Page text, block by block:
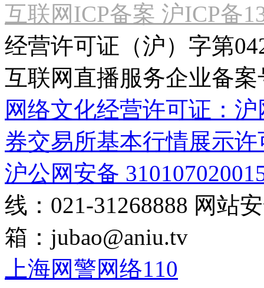
互联网ICP备案 沪ICP备
经营许可证（沪）字第
互联网直播服务企业备案
网络文化经营许可证：
券交易所基本行情展示许
沪公网安备
线：021-31268888 网站
箱： jubao@aniu.tv
上海网警网络110